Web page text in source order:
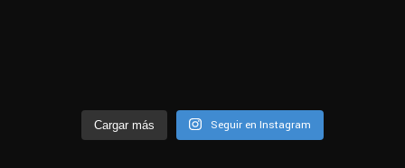
Cargar más Seguir en Instagram